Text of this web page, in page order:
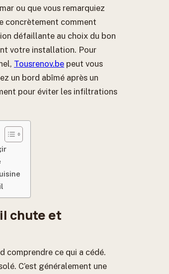
ou que vous remarquiez
concrètement comment
défaillante au choix du bon
votre installation. Pour
Tousrenov.be peut vous
un bord abîmé après un
pour éviter les infiltrations
chute et
comprendre ce qui a cédé.
C’est généralement une